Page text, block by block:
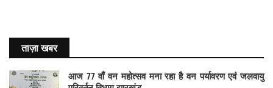
ताज़ा खबर
आज 77 वाँ वन महोत्सव मना रहा है वन पर्यावरण एवं जलवायु